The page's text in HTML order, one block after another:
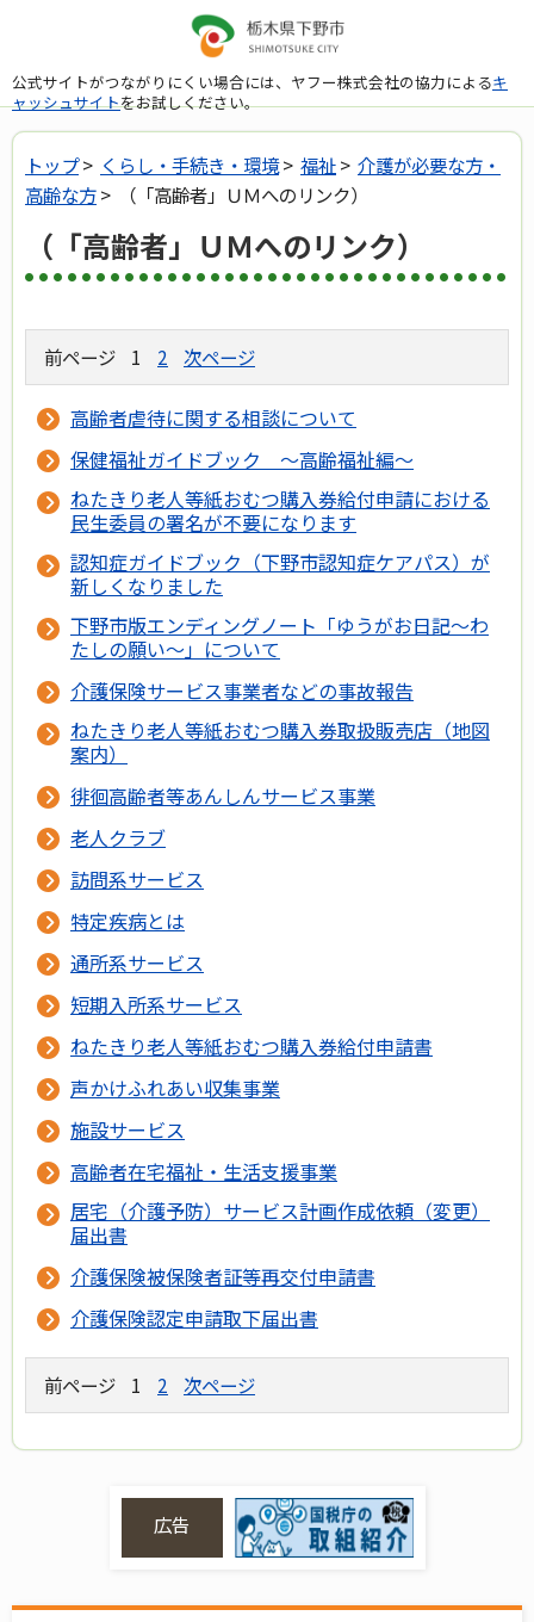
公式サイトがつながりにくい場合には、ヤフー株式会社の協力によるキ
ャッシュサイトをお試しください。
トップ> くらし・手続き・環境> 福祉> 介護が必要な方・
高齢な方> （「高齢者」ＵＭへのリンク）
（「高齢者」ＵＭへのリンク）
前ページ 1 2 次ページ
高齢者虐待に関する相談について
保健福祉ガイドブック ～高齢福祉編～
ねたきり老人等紙おむつ購入券給付申請における
民生委員の署名が不要になります
認知症ガイドブック（下野市認知症ケアパス）が
新しくなりました
下野市版エンディングノート「ゆうがお日記～わ
たしの願い～」について
介護保険サービス事業者などの事故報告
ねたきり老人等紙おむつ購入券取扱販売店（地図
案内）
徘徊高齢者等あんしんサービス事業
老人クラブ
訪問系サービス
特定疾病とは
通所系サービス
短期入所系サービス
ねたきり老人等紙おむつ購入券給付申請書
声かけふれあい収集事業
施設サービス
高齢者在宅福祉・生活支援事業
居宅（介護予防）サービス計画作成依頼（変更）
届出書
介護保険被保険者証等再交付申請書
介護保険認定申請取下届出書
前ページ 1 2 次ページ
広告